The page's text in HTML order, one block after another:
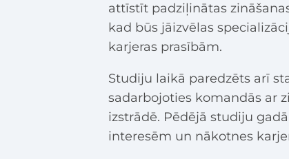
attīstīt padziļinātas
kad būs jāizvēlas
karjeras prasībām.
Studiju laikā paredzēts arī
sadarbojoties komandās ar
izstrādē. Pēdējā studiju
interesēm un nākotnes